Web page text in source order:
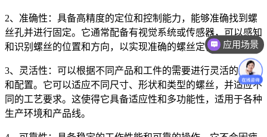
2、准确性：具备高精度的定位和控制能力，能够准确找到螺
丝孔并进行固定。它通常配备有视觉系统或传感器，可以感知
和识别螺丝的位置和方向，以实现准确的螺丝定位和固定。
3、灵活性：可以根据不同产品和工件的需要进行灵活的编程
和配置。它可以适应不同尺寸、形状和类型的螺丝，并适应不
同的工艺要求。这使得它具备适应性和多功能性，适用于各种
生产环境和产品线。
应用场景